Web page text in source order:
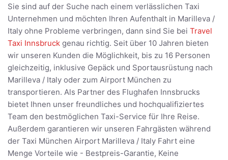
Sie sind auf der Suche nach einem verlässlichen Taxi
Unternehmen und möchten Ihren Aufenthalt in Marilleva /
Italy ohne Probleme verbringen, dann sind Sie bei Travel
Taxi Innsbruck genau richtig. Seit über 10 Jahren bieten
wir unseren Kunden die Möglichkeit, bis zu 16 Personen
gleichzeitig, inklusive Gepäck und Sportausrüstung nach
Marilleva / Italy oder zum Airport München zu
transportieren. Als Partner des Flughafen Innsbrucks
bietet Ihnen unser freundliches und hochqualifiziertes
Team den bestmöglichen Taxi-Service für Ihre Reise.
Außerdem garantieren wir unseren Fahrgästen während
der Taxi München Airport Marilleva / Italy Fahrt eine
Menge Vorteile wie - Bestpreis-Garantie, Keine